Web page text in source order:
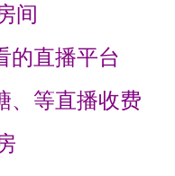
间
的直播平台
、等直播收费